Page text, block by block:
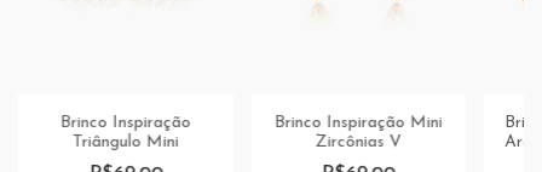
Brinco Inspiração
Triângulo Mini
Brinco Inspiração Mini
Zircônias V